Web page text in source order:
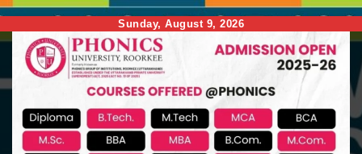
to
content
Sunday, August 9, 2026